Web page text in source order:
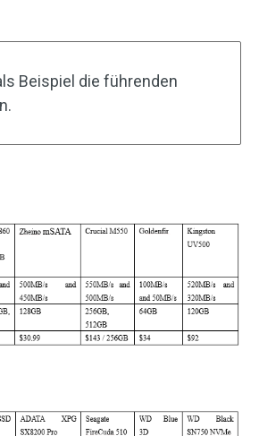
Beispiel die führenden